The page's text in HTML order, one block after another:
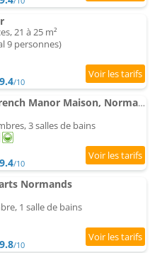
21 à 25 m²
9 personnes)
9.4/10
Villa 5 chambre French Manor Maison, Normandy
3 salles de bains
9.4/10
Normands
1 salle de bains
9.8/10